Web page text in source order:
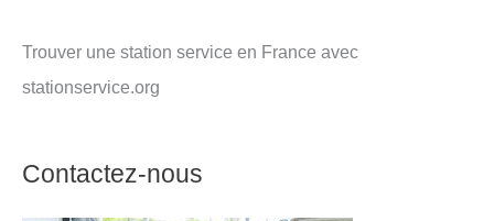
Trouver une station service en France avec
stationservice.org
Contactez-nous